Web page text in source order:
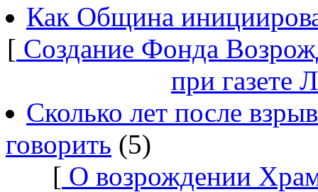
Как Община
[ Создание Фонда
при газете
Сколько лет после
говорить (5)
[ О возрождении